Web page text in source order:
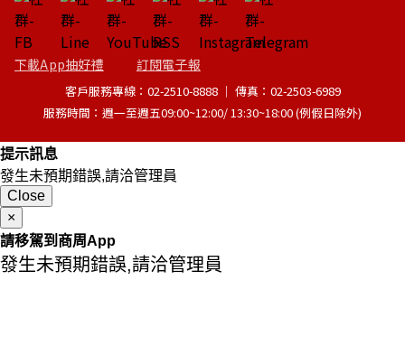
下載App抽好禮 訂閱電子報
客戶服務專線：02-2510-8888 │ 傳真：02-2503-6989
服務時間：週一至週五09:00~12:00/ 13:30~18:00 (例假日除外)
提示訊息
發生未預期錯誤,請洽管理員
Close
×
請移駕到商周App
發生未預期錯誤,請洽管理員